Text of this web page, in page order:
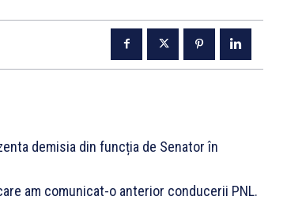
demisia din funcția de Senator în
am comunicat-o anterior conducerii PNL.